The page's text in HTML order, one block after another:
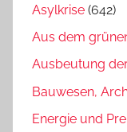
Asylkrise (642)
Aus dem
Ausbeutung
Bauwesen,
Energie und